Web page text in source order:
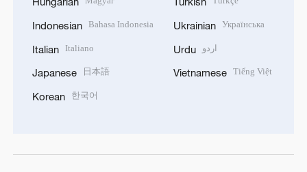
Indonesian Bahasa Indonesia
Italian Italiano
Japanese 日本語
Korean 한국어
Ukrainian Українська
Urdu اردو
Vietnamese Tiếng Việt